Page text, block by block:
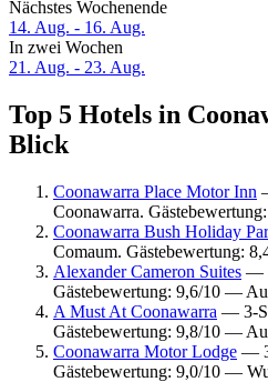
Nächstes Wochenende
14. Aug. - 16. Aug.
In zwei Wochen
21. Aug. - 23. Aug.
Top 5 Hotels in
Blick
Coonawarra Place Motor Inn
Coonawarra.
Coonawarra Bush Holiday
Comaum. Gästebewertung:
Alexander Cameron Suites —
Gästebewertung: 9,6/10 —
A Must At Coonawarra — 3-
Gästebewertung: 9,8/10 —
Coonawarra Motor Lodge —
Gästebewertung: 9,0/10 —